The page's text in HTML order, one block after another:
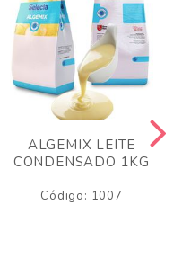
ALGEMIX LEITE
CONDENSADO 1KG
Código: 1007